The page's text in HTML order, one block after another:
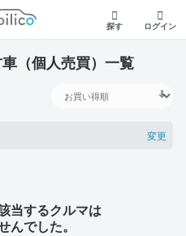
モビリコ
探す ログイン
（個人売買）一覧
変更
当するクルマは
んでした。